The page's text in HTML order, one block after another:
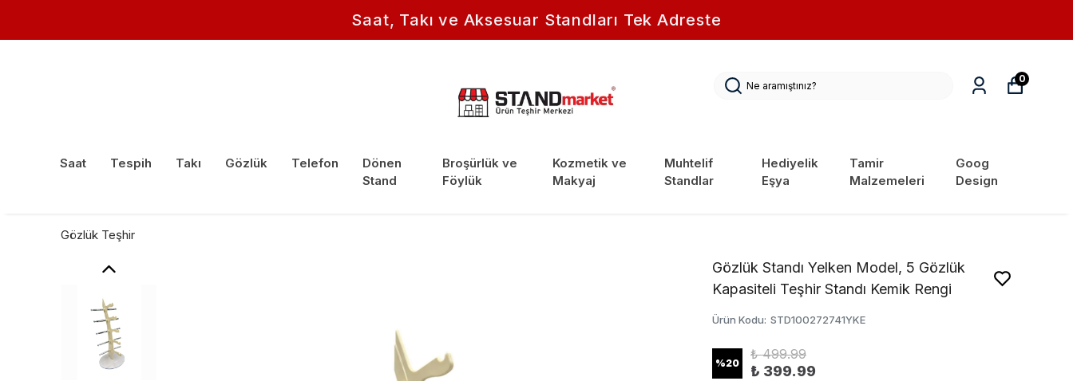
Saat, Takı ve Aksesuar Standları Tek Adreste
Saat Tespih Takı Gözlük Telefon
Dönen
Stand
Broşürlük ve
Föylük
Kozmetik ve
Makyaj
Muhtelif
Standlar
Hediyelik
Eşya
Tamir
Malzemeleri
Goog
Design
0
Gözlük Teşhir
Gözlük Standı Yelken Model, 5 Gözlük
Kapasiteli Teşhir Standı Kemik Rengi
Ürün Kodu: STD100272741YKE
%20
₺ 499.99
₺ 399.99